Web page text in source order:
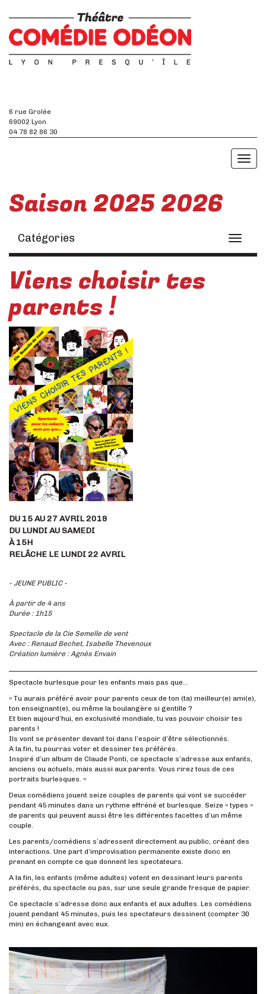
6 rue Grolée
69002 Lyon
04 78 82 86 30
Toggle
Saison 2025 2026
Toggle
Catégories
Viens choisir tes
parents !
DU 15 AU 27 AVRIL 2019
DU LUNDI AU SAMEDI
À 15H
RELÂCHE LE LUNDI 22 AVRIL
- JEUNE PUBLIC -
À partir de 4 ans
Durée : 1h15
Spectacle de la Cie Semelle de vent
Avec : Renaud Bechet, Isabelle Thevenoux
Création lumière : Agnès Envain
Spectacle burlesque pour les enfants mais pas que…
« Tu aurais préféré avoir pour parents ceux de ton (ta) meilleur(e) ami(e),
ton enseignant(e), ou même la boulangère si gentille ?
Et bien aujourd’hui, en exclusivité mondiale, tu vas pouvoir choisir tes
parents !
Ils vont se présenter devant toi dans l’espoir d’être sélectionnés.
A la fin, tu pourras voter et dessiner tes préférés.
Inspiré d’un album de Claude Ponti, ce spectacle s’adresse aux enfants,
anciens ou actuels, mais aussi aux parents. Vous rirez tous de ces
portraits burlesques. »
Deux comédiens jouent seize couples de parents qui vont se succéder
pendant 45 minutes dans un rythme effréné et burlesque. Seize « types »
de parents qui peuvent aussi être les différentes facettes d’un même
couple.
Les parents/comédiens s’adressent directement au public, créant des
interactions. Une part d’improvisation permanente existe donc en
prenant en compte ce que donnent les spectateurs.
A la fin, les enfants (même adultes) votent en dessinant leurs parents
préférés, du spectacle ou pas, sur une seule grande fresque de papier.
Ce spectacle s’adresse donc aux enfants et aux adultes. Les comédiens
jouent pendant 45 minutes, puis les spectateurs dessinent (compter 30
min) en échangeant avec eux.
Précédent